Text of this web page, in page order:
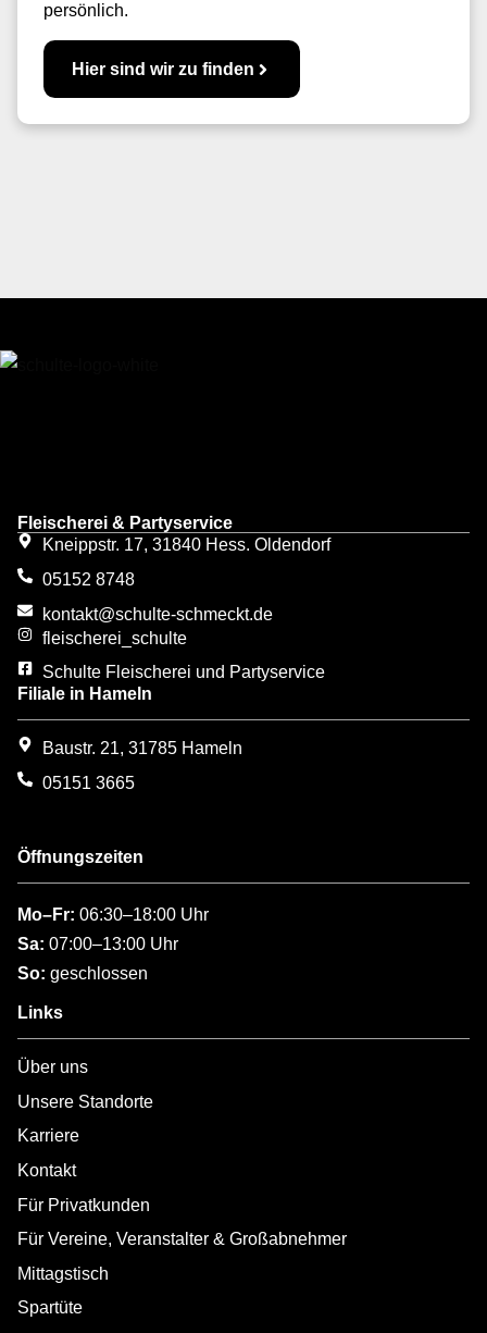
persönlich.
Hier sind wir zu finden
Fleischerei & Partyservice
Kneippstr. 17, 31840 Hess. Oldendorf
05152 8748
kontakt@schulte-schmeckt.de
fleischerei_schulte
Schulte Fleischerei und Partyservice
Filiale in Hameln
Baustr. 21, 31785 Hameln
05151 3665
Öffnungszeiten
Mo–Fr: 06:30–18:00 Uhr
Sa: 07:00–13:00 Uhr
So: geschlossen
Links
Über uns
Unsere Standorte
Karriere
Kontakt
Für Privatkunden
Für Vereine, Veranstalter & Großabnehmer
Mittagstisch
Spartüte